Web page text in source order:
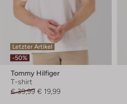
Letzter Artikel
-50%
Tommy Hilfiger
T-shirt
€ 39,99 € 19,99